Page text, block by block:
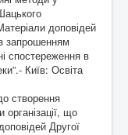
доповідей
запрошенням
спостереження в
Київ: Освіта
створення
організації, що
Другої